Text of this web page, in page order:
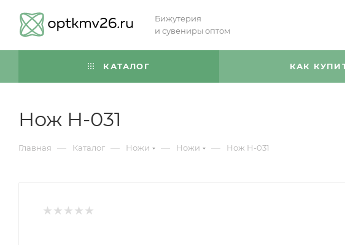
Бижутерия
и сувениры оптом
КАТАЛОГ КАК
Нож Н-031
Главная — Каталог — Ножи — Ножи — Нож Н-031